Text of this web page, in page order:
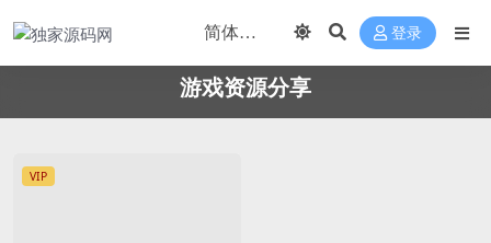
登录
游戏资源分享
VIP